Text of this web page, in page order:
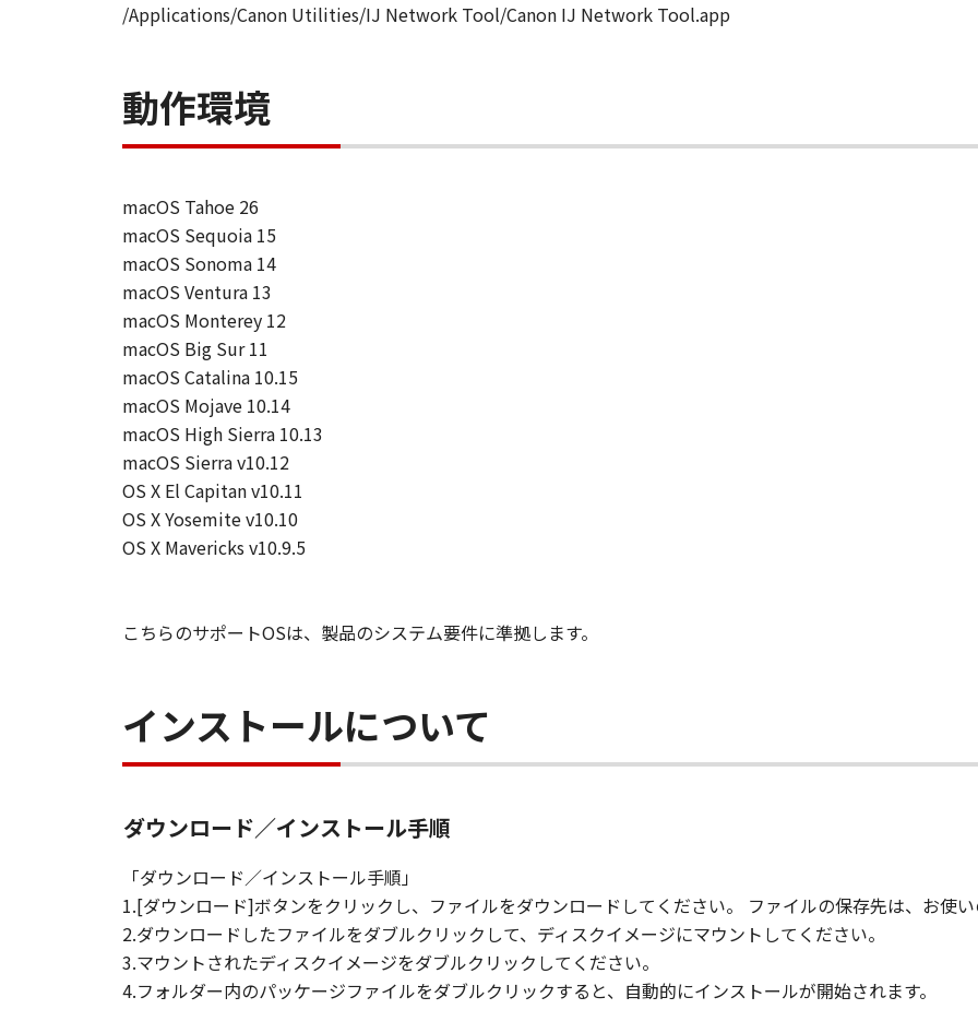
/Applications/Canon Utilities/IJ Network Tool/Canon IJ Network Tool.app
動作環境
macOS Tahoe 26
macOS Sequoia 15
macOS Sonoma 14
macOS Ventura 13
macOS Monterey 12
macOS Big Sur 11
macOS Catalina 10.15
macOS Mojave 10.14
macOS High Sierra 10.13
macOS Sierra v10.12
OS X El Capitan v10.11
OS X Yosemite v10.10
OS X Mavericks v10.9.5
こちらのサポートOSは、製品のシステム要件に準拠します。
インストールについて
ダウンロード／インストール手順
「ダウンロード／インストール手順」
1.[ダウンロード]ボタンをクリックし、ファイルをダウンロードしてください。 ファイルの保存先は、お使
2.ダウンロードしたファイルをダブルクリックして、ディスクイメージにマウントしてください。
3.マウントされたディスクイメージをダブルクリックしてください。
4.フォルダー内のパッケージファイルをダブルクリックすると、自動的にインストールが開始されます。